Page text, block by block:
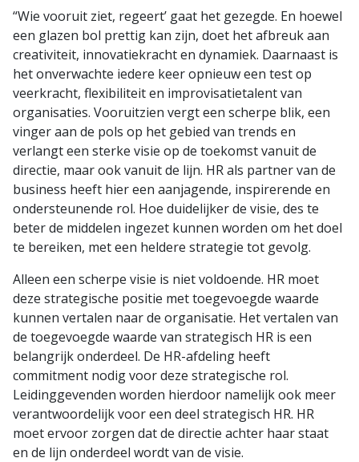
“Wie vooruit ziet, regeert’ gaat het gezegde. En hoewel
een glazen bol prettig kan zijn, doet het afbreuk aan
creativiteit, innovatiekracht en dynamiek. Daarnaast is
het onverwachte iedere keer opnieuw een test op
veerkracht, flexibiliteit en improvisatietalent van
organisaties. Vooruitzien vergt een scherpe blik, een
vinger aan de pols op het gebied van trends en
verlangt een sterke visie op de toekomst vanuit de
directie, maar ook vanuit de lijn. HR als partner van de
business heeft hier een aanjagende, inspirerende en
ondersteunende rol. Hoe duidelijker de visie, des te
beter de middelen ingezet kunnen worden om het doel
te bereiken, met een heldere strategie tot gevolg.
Alleen een scherpe visie is niet voldoende. HR moet
deze strategische positie met toegevoegde waarde
kunnen vertalen naar de organisatie. Het vertalen van
de toegevoegde waarde van strategisch HR is een
belangrijk onderdeel. De HR-afdeling heeft
commitment nodig voor deze strategische rol.
Leidinggevenden worden hierdoor namelijk ook meer
verantwoordelijk voor een deel strategisch HR. HR
moet ervoor zorgen dat de directie achter haar staat
en de lijn onderdeel wordt van de visie.